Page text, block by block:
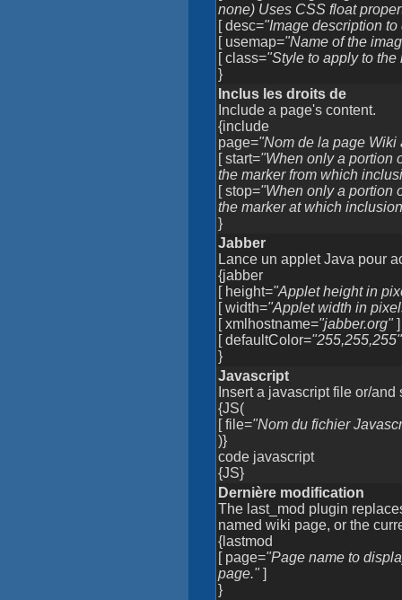
none) Uses CSS float
[ desc="Image description
[ usemap="Name of the
[ class="Style to apply to the
}
Inclus les droits de
Include a page's content.
{include
page="Nom de la page Wiki
[ start="When only a portion
the marker from which
[ stop="When only a portion
the marker at which
}
Jabber
Lance un applet Java pour
{jabber
[ height="Applet height in
[ width="Applet width in
[ xmlhostname="jabber.org"]
[ defaultColor="255,255,255"
}
Javascript
Insert a javascript file or/
{JS(
[ file="Nom du fichier
)}
code javascript
{JS}
Dernière modification
The last_mod plugin
named wiki page, or the
{lastmod
[ page="Page name to
page."]
}